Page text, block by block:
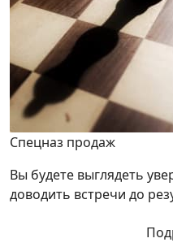
Спецназ продаж
Вы будете выглядеть
доводить встречи до